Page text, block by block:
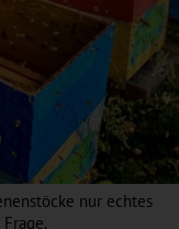
nur echtes